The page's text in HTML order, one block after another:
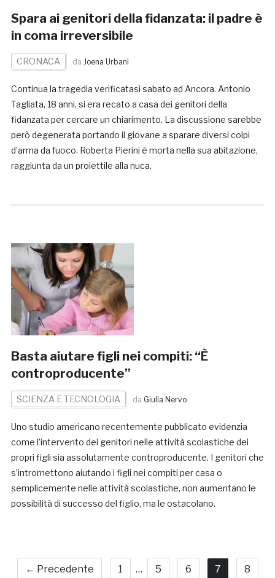
Spara ai genitori della fidanzata: il padre è
in coma irreversibile
CRONACA da Joena Urbani
Continua la tragedia verificatasi sabato ad Ancora. Antonio
Tagliata, 18 anni, si era recato a casa dei genitori della
fidanzata per cercare un chiarimento. La discussione sarebbe
però degenerata portando il giovane a sparare diversi colpi
d’arma da fuoco. Roberta Pierini è morta nella sua abitazione,
raggiunta da un proiettile alla nuca.
Basta aiutare figli nei compiti: “È
controproducente”
SCIENZA E TECNOLOGIA da Giulia Nervo
Uno studio americano recentemente pubblicato evidenzia
come l’intervento dei genitori nelle attività scolastiche dei
propri figli sia assolutamente controproducente. I genitori che
s’intromettono aiutando i figli nei compiti per casa o
semplicemente nelle attività scolastiche, non aumentano le
possibilità di successo del figlio, ma le ostacolano.
← Precedente 1 … 5 6 7 8